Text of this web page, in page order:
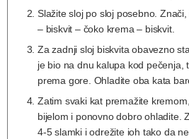
Slažite sloj po sloj posebno.
– biskvit – čoko krema – biskvit.
Za zadnji sloj biskvita obavezno
je bio na dnu kalupa kod pečenja,
prema gore. Ohladite oba kata
Zatim svaki kat premažite
bijelom i ponovno dobro ohladite.
4-5 slamki i odrežite ioh tako da